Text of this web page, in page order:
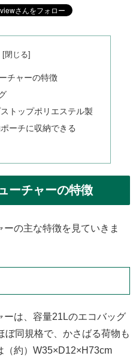
チャーの特徴
トップポリエステル製
ーチに収納できる
ーチャーの特徴
の主な特徴を見ていきま
ーは、容量21Lのエコバッグ
ぼ同規格で、かさばる荷物も
（約）W35×D12×H73cm